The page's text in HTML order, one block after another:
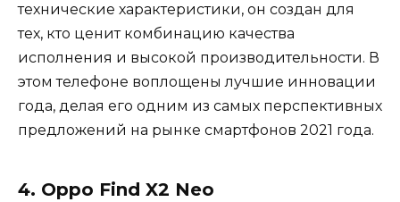
технические характеристики, он создан для
тех, кто ценит комбинацию качества
исполнения и высокой производительности. В
этом телефоне воплощены лучшие инновации
года, делая его одним из самых перспективных
предложений на рынке смартфонов 2021 года.
4. Oppo Find X2 Neo